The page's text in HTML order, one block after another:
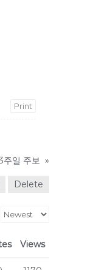
Print
주일 주보 »
Delete
Views